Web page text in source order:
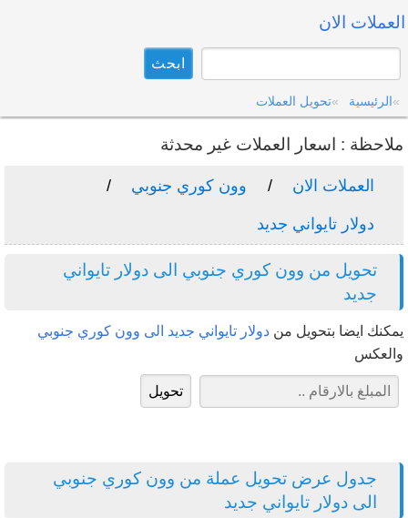
العملات الان
الرئيسية تحويل العملات
ملاحظة : اسعار العملات غير محدثة
العملات الان وون كوري جنوبي
دولار تايواني جديد
تحويل من وون كوري جنوبي الى دولار تايواني
جديد
يمكنك ايضا بتحويل من دولار تايواني جديد الى وون كوري جنوبي
والعكس
جدول عرض تحويل عملة من وون كوري جنوبي
الى دولار تايواني جديد